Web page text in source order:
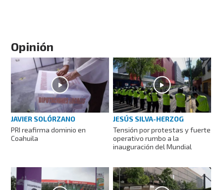
Opinión
JAVIER SOLÓRZANO
PRI reafirma dominio en
Coahuila
JESÚS SILVA-HERZOG
Tensión por protestas y fuerte
operativo rumbo a la
inauguración del Mundial